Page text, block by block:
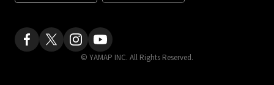
© YAMAP INC. All Rights Reserved.